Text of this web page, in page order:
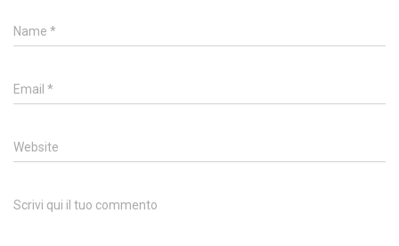
Name *
Email *
Website
Scrivi qui il tuo commento